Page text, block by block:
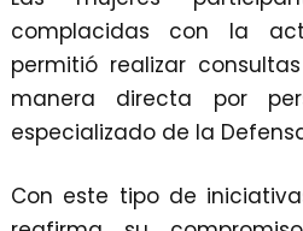
complacidas con la
permitió realizar
manera directa por
especializado de la
Con este tipo de